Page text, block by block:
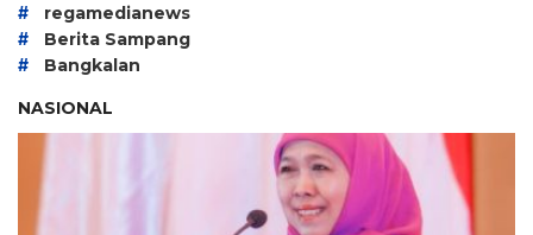
# regamedianews
# Berita Sampang
#
Bangkalan
NASIONAL